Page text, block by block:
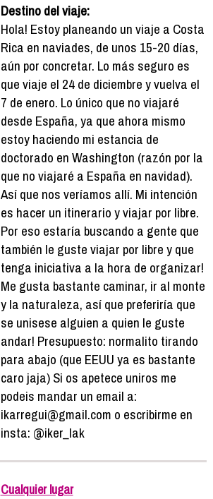
Destino del viaje:
Hola! Estoy planeando un viaje a Costa
Rica en naviades, de unos 15-20 días,
aún por concretar. Lo más seguro es
que viaje el 24 de diciembre y vuelva el
7 de enero. Lo único que no viajaré
desde España, ya que ahora mismo
estoy haciendo mi estancia de
doctorado en Washington (razón por la
que no viajaré a España en navidad).
Así que nos veríamos allí. Mi intención
es hacer un itinerario y viajar por libre.
Por eso estaría buscando a gente que
también le guste viajar por libre y que
tenga iniciativa a la hora de organizar!
Me gusta bastante caminar, ir al monte
y la naturaleza, así que preferiría que
se unisese alguien a quien le guste
andar! Presupuesto: normalito tirando
para abajo (que EEUU ya es bastante
caro jaja) Si os apetece uniros me
podeis mandar un email a:
ikarregui@gmail.com o escribirme en
insta: @iker_lak
Cualquier lugar